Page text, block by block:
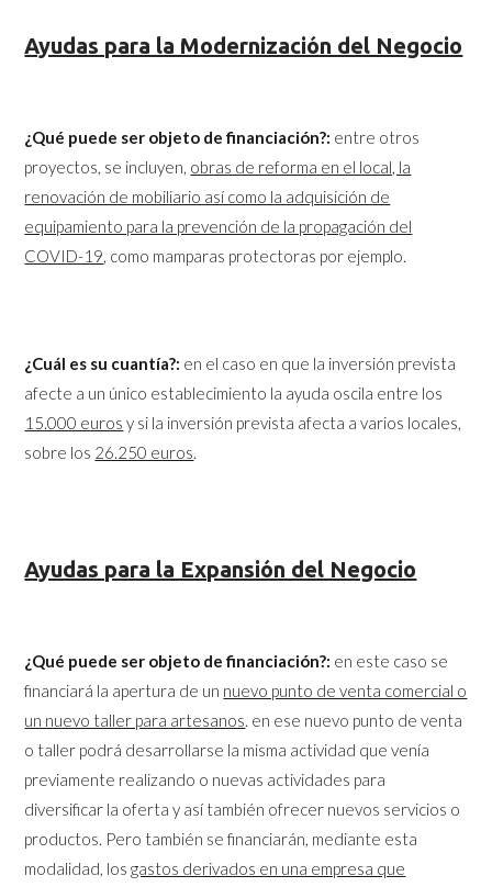
Ayudas para la Modernización del Negocio
¿Qué puede ser objeto de financiación?: entre otros
proyectos, se incluyen, obras de reforma en el local, la
renovación de mobiliario así como la adquisición de
equipamiento para la prevención de la propagación del
COVID-19, como mamparas protectoras por ejemplo.
¿Cuál es su cuantía?: en el caso en que la inversión prevista
afecte a un único establecimiento la ayuda oscila entre los
15.000 euros y si la inversión prevista afecta a varios locales,
sobre los 26.250 euros.
Ayudas para la Expansión del Negocio
¿Qué puede ser objeto de financiación?: en este caso se
financiará la apertura de un nuevo punto de venta comercial o
un nuevo taller para artesanos. en ese nuevo punto de venta
o taller podrá desarrollarse la misma actividad que venía
previamente realizando o nuevas actividades para
diversificar la oferta y así también ofrecer nuevos servicios o
productos. Pero también se financiarán, mediante esta
modalidad, losgastos derivados en una empresa que